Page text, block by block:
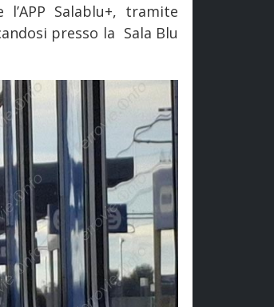
Salablu+, tramite
presso la Sala Blu